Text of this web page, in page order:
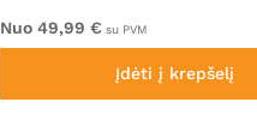
Nuo 49,99 € su PVM
Įdėti į krepšelį